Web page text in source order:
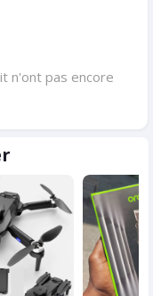
n'ont pas encore